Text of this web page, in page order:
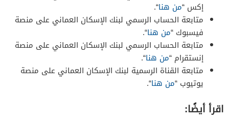
إكس “من هنا“.
متابعة الحساب الرسمي لبنك الإسكان العماني على منصة
فيسبوك “من هنا“.
متابعة الحساب الرسمي لبنك الإسكان العماني على منصة
إنستقرام “من هنا“.
متابعة القناة الرسمية لبنك الإسكان العماني على منصة
يوتيوب “من هنا“.
اقرأ أيضًا: